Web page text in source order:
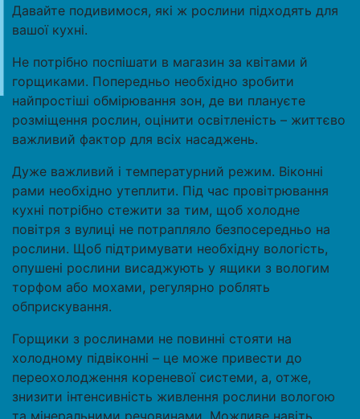
Давайте подивимося, які ж рослини підходять для
вашої кухні.
Не потрібно поспішати в магазин за квітами й
горщиками. Попередньо необхідно зробити
найпростіші обмірювання зон, де ви плануєте
розміщення рослин, оцінити освітленість – життєво
важливий фактор для всіх насаджень.
Дуже важливий і температурний режим. Віконні
рами необхідно утеплити. Під час провітрювання
кухні потрібно стежити за тим, щоб холодне
повітря з вулиці не потрапляло безпосередньо на
рослини. Щоб підтримувати необхідну вологість,
опушені рослини висаджують у ящики з вологим
торфом або мохами, регулярно роблять
обприскування.
Горщики з рослинами не повинні стояти на
холодному підвіконні – це може привести до
переохолодження кореневої системи, а, отже,
знизити інтенсивність живлення рослини вологою
та мінеральними речовинами. Можливе навіть